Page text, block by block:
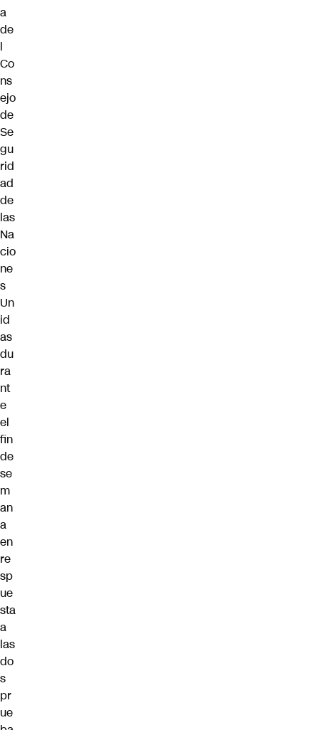
a
de
l
Co
ns
ejo
de
Se
gu
rid
ad
de
las
Na
cio
ne
s
Un
id
as
du
ra
nt
e
el
fin
de
se
m
an
a
en
re
sp
ue
sta
a
las
do
s
pr
ue